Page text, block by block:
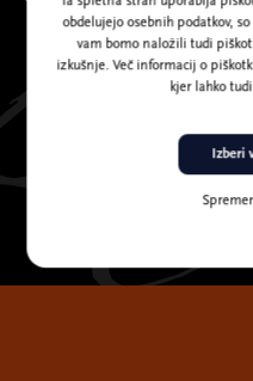
obdelujejo osebnih podatkov,
vam bomo naložili tudi
izkušnje. Več informacij o
kjer lahko
Izberi